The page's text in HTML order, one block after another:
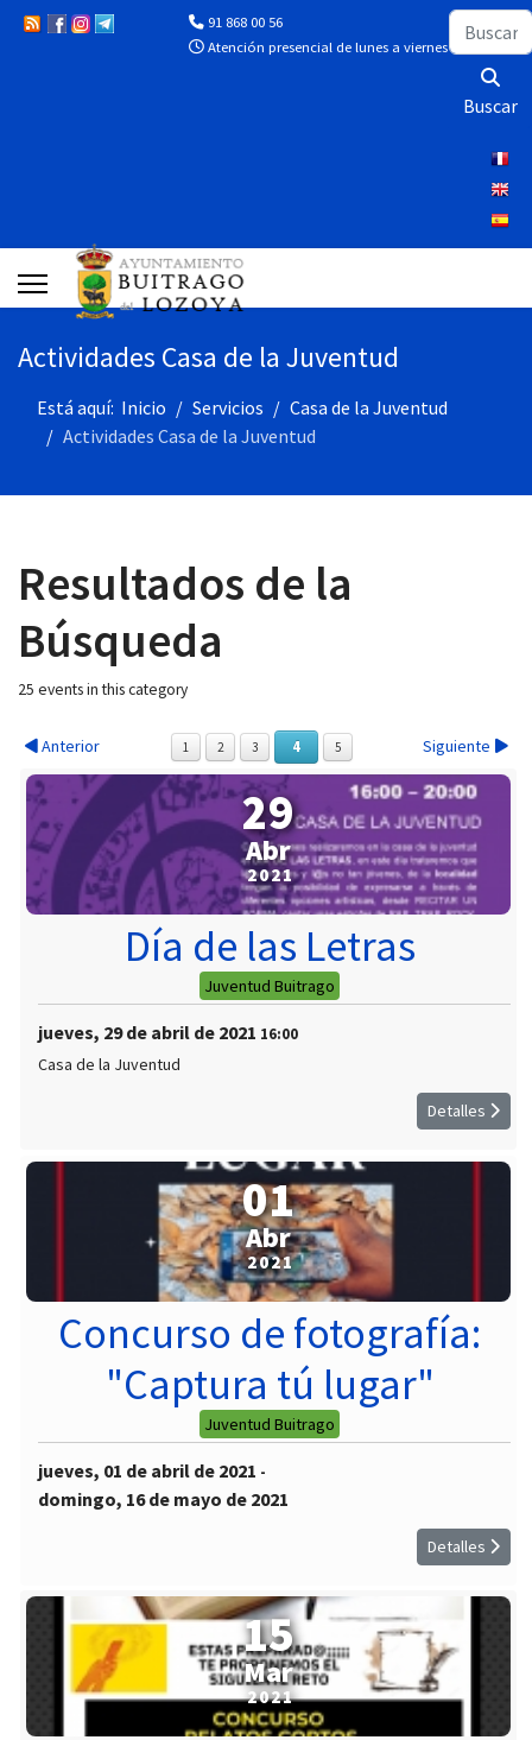
91 868 00 56
Atención presencial de lunes a viernes de 10:00 a
Buscar
Buscar
Actividades Casa de la Juventud
Está aquí: Inicio Servicios
Casa de la Juventud
Actividades Casa de la Juventud
Resultados de la
Búsqueda
25 events in this category
Anterior 1 2 3 4 5 Siguiente
29
Abr
2021
Día de las Letras
Juventud Buitrago
jueves, 29 de abril de 2021 16:00
Casa de la Juventud
Detalles
01
Abr
2021
Concurso de fotografía:
"Captura tú lugar"
Juventud Buitrago
jueves, 01 de abril de 2021 -
domingo, 16 de mayo de 2021
Detalles
15
Mar
2021